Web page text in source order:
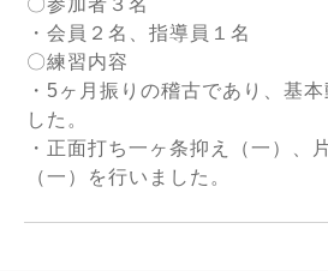
〇参加者３名
・会員２名、指導員１名
〇練習内容
・5ヶ月振りの稽古であり、基
した。
・正面打ち一ヶ条抑え（一）、
（一）を行いました。